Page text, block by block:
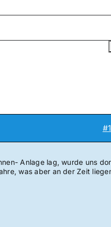
Anlage lag, wurde uns
was aber an der Zeit